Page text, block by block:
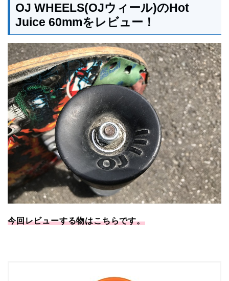
OJ WHEELS(OJウィール)のHot
Juice 60mmをレビュー！
今回レビューする物はこちらです。